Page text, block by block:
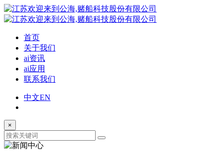
首页
关于我们
ai资讯
ai应用
联系我们
中文EN
×